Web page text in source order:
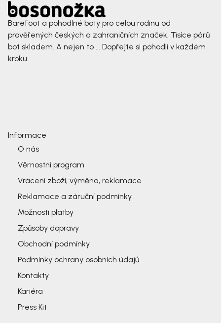
Barefoot a pohodlné boty pro celou rodinu od
prověřených českých a zahraničních značek. Tisíce párů
bot skladem. A nejen to ... Dopřejte si pohodlí v každém
kroku.
Informace
O nás
Věrnostní program
Vrácení zboží, výměna, reklamace
Reklamace a záruční podmínky
Možnosti platby
Způsoby dopravy
Obchodní podmínky
Podmínky ochrany osobních údajů
Kontakty
Kariéra
Press Kit